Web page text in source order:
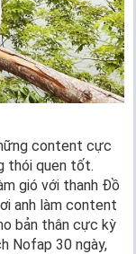
content cực
thói quen tốt.
gió với thanh Đồ
anh làm content
bản thân cực kỳ
Nofap 30 ngày,